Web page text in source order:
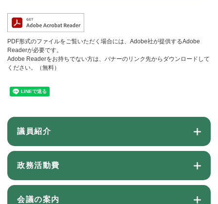
PDF形式のファイルをご覧いただく場合には、Adobe社が提供するAdobe
Readerが必要です。
Adobe Readerをお持ちでない方は、バナーのリンク先からダウンロードして
ください。（無料）
議員紹介
政務活動費
会議の案内